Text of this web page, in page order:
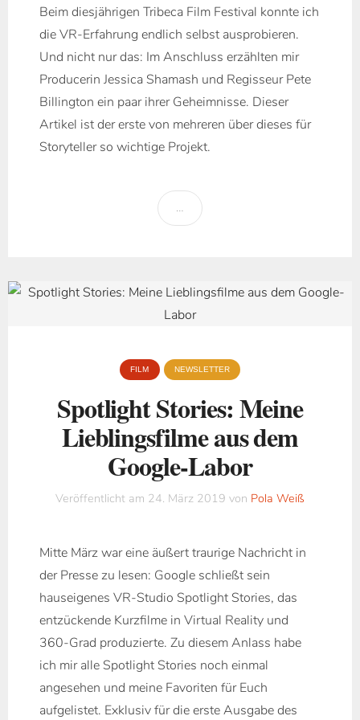
Beim diesjährigen Tribeca Film Festival konnte ich
die VR-Erfahrung endlich selbst ausprobieren.
Und nicht nur das: Im Anschluss erzählten mir
Producerin Jessica Shamash und Regisseur Pete
Billington ein paar ihrer Geheimnisse. Dieser
Artikel ist der erste von mehreren über dieses für
Storyteller so wichtige Projekt.
…
FILM NEWSLETTER
Spotlight Stories: Meine
Lieblingsfilme aus dem
Google-Labor
Veröffentlicht am 24. März 2019 von Pola Weiß
Mitte März war eine äußert traurige Nachricht in
der Presse zu lesen: Google schließt sein
hauseigenes VR-Studio Spotlight Stories, das
entzückende Kurzfilme in Virtual Reality und
360-Grad produzierte. Zu diesem Anlass habe
ich mir alle Spotlight Stories noch einmal
angesehen und meine Favoriten für Euch
aufgelistet. Exklusiv für die erste Ausgabe des